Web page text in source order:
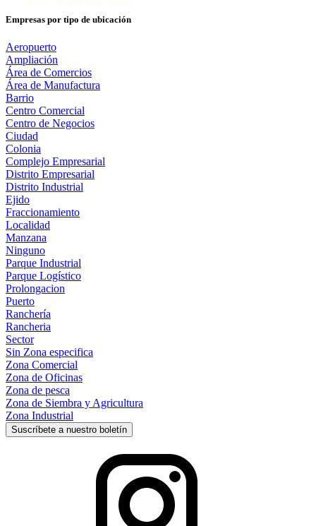
Empresas por tipo de ubicación
Aeropuerto
Ampliación
Área de Comercios
Área de Manufactura
Barrio
Centro Comercial
Centro de Negocios
Ciudad
Colonia
Complejo Empresarial
Distrito Empresarial
Distrito Industrial
Ejido
Fraccionamiento
Localidad
Manzana
Ninguno
Parque Industrial
Parque Logístico
Prolongacion
Puerto
Ranchería
Rancheria
Sector
Sin Zona especifica
Zona Comercial
Zona de Oficinas
Zona de pesca
Zona de Siembra y Agricultura
Zona Industrial
Suscríbete a nuestro boletín